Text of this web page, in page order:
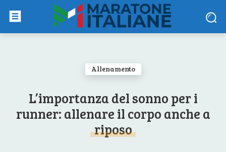
Allenamento
L’importanza del sonno per i
runner: allenare il corpo anche a
riposo